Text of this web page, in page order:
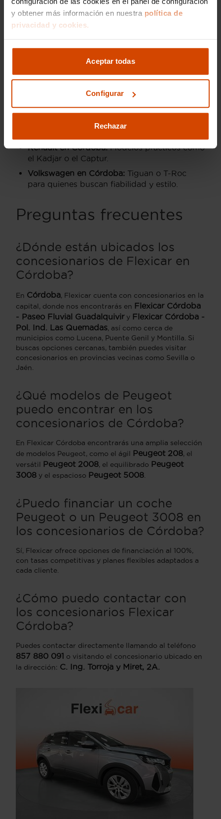
y obtener más información en nuestra política de
privacidad y cookies.
Aceptar todas
Configurar
Rechazar
Si además del Peugeot 3008 estás considerando otras
opciones, Flexicar también cuenta con un amplio
catálogo de marcas como:
Audi en Córdoba:Modelos como el Q3 y Q5,
prestaciones avanzadas.
BMW en Córdoba:X1 y X3 destacan por su
tecnología y diseño deportivo.
Mercedes en Córdoba:
Renault en Córdoba:Modelos prácticos como
el Kadjar o el Captur.
Volkswagen en Córdoba: Tiguan o T-Roc
para quienes buscan fiabilidad y estilo.
Preguntas frecuentes
¿Dónde están ubicados los
concesionarios de Flexicar en
Córdoba?
En Córdoba, Flexicar cuenta con concesionarios en la
capital, donde nos encontrarás en Flexicar Córdoba
- Paseo Fluvial Guadalquiviry Flexicar Córdoba -
Pol. Ind. Las Quemadas, así como cerca de
municipios como Lucena, Puente Genil y Montilla. Si
buscas opciones cercanas, también puedes visitar
concesionarios en provincias vecinas como Sevilla o
Jaén.
¿Qué modelos de Peugeot
puedo encontrar en los
concesionarios de Córdoba?
En Flexicar Córdoba encontrarás una amplia selección
de modelos Peugeot, como el ágil Peugeot 208, el
versátil Peugeot 2008, el equilibrado Peugeot
3008 y el espacioso Peugeot 5008
¿Puedo financiar un coche
Peugeot o un Peugeot 3008 en
los concesionarios de Córdoba?
Sí, Flexicar ofrece opciones de financiación al 100%,
con tasas competitivas y planes flexibles adaptados a
cada cliente.
¿Cómo puedo contactar con
los concesionarios Flexicar
Córdoba?
Puedes contactar directamente llamando al teléfono
857 880 091 o visitando el concesionario ubicado en
la dirección: C. Ing. Torroja y Miret, 2A.